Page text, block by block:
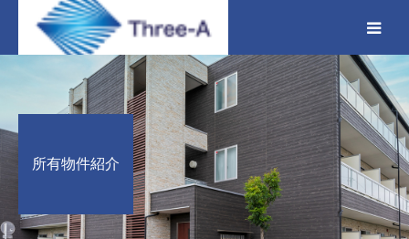
所有物件紹介